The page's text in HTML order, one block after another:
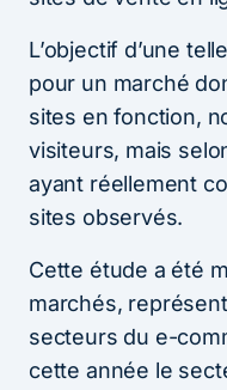
L’objectif d’une
pour un marché
sites en fonction,
visiteurs, mais
ayant réellement
sites observés.
Cette étude a été
marchés,
secteurs du e-
cette année le